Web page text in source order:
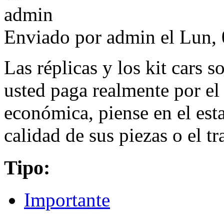
Enviado por admin el Lun,
Las réplicas y los kit cars
usted paga realmente por
económica, piense en el
calidad de sus piezas o el
Tipo:
Importante